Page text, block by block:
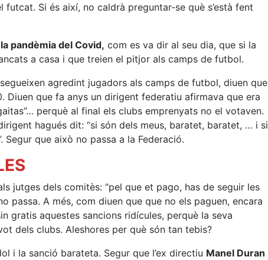
Si és així, no caldrà preguntar-se què s’està fent
la pandèmia del Covid, com es va dir al seu dia, que si la
a casa i que treien el pitjor als camps de futbol.
agredint jugadors als camps de futbol, diuen que
Diuen que fa anys un dirigent federatiu afirmava que era
perquè al final els clubs emprenyats no el votaven.
hagués dit: “si són dels meus, baratet, baratet, … i si
Segur que això no passa a la Federació.
jutges dels comitès: “pel que et pago, has de seguir les
passa. A més, com diuen que que no els paguen, encara
gratis aquestes sancions ridícules, perquè la seva
dels clubs. Aleshores per què són tan tebis?
i la sanció barateta. Segur que l’ex directiu Manel Duran